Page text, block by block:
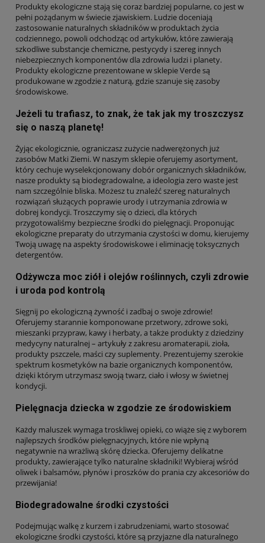
Produkty ekologiczne stają się coraz bardziej popularne, co jest w
pełni pożądanym w świecie zjawiskiem. Ludzie doceniają
zastosowanie naturalnych składników w produktach życia
codziennego, powoli odchodząc od artykułów, które zawierają
szkodliwe substancje chemiczne, pestycydy i szereg innych
niebezpiecznych komponentów dla zdrowia ludzi i planety.
Produkty ekologiczne prezentowane w sklepie Verde są
produkowane w zgodzie z naturą, gdzie szanuje się zasoby
środowiskowe.
Jeżeli tu trafiasz, to znak, że tak jak my troszczysz
się o naszą planetę!
Żyjąc ekologicznie, ograniczasz zużycie nadwerężonych już
zasobów Matki Ziemi. W naszym sklepie oferujemy asortyment,
który cechuje wyselekcjonowany dobór organicznych składników,
nasze produkty są biodegradowalne, a ideologia zero waste jest
nam szczególnie bliska. Możesz tu znaleźć szereg naturalnych
rozwiązań służących poprawie urody i utrzymania zdrowia w
dobrej kondycji. Troszczymy się o dzieci, dla których
przygotowaliśmy bezpieczne środki do pielęgnacji. Proponując
ekologiczne preparaty do utrzymania czystości w domu, kierujemy
Twoją uwagę na aspekty środowiskowe i eliminację toksycznych
detergentów.
Odżywcza moc ziół i olejów roślinnych, czyli zdrowie
i uroda pod kontrolą
Sięgnij po ekologiczną żywność i zadbaj o swoje zdrowie!
Oferujemy starannie komponowane przetwory, zdrowe soki,
mieszanki przypraw, kawy i herbaty, a także produkty z dziedziny
medycyny naturalnej – artykuły z zakresu aromaterapii, zioła,
produkty pszczele, maści czy suplementy. Prezentujemy szerokie
spektrum kosmetyków na bazie organicznych komponentów,
dzięki którym utrzymasz swoją twarz, ciało i włosy w świetnej
kondycji.
Pielęgnacja dziecka w zgodzie ze środowiskiem
Każdy maluszek wymaga troskliwej opieki, co wiąże się z wyborem
najlepszych środków pielęgnacyjnych, które nie wpłyną
negatywnie na wrażliwą skórę dziecka. Oferujemy delikatne
produkty, zawierające tylko naturalne składniki! Wybieraj wśród
oliwek i balsamów, płynów i proszków do prania czy akcesoriów do
przewijania!
Biodegradowalne środki czystości
Podejmując walkę z kurzem i zabrudzeniami, warto stosować
ekologiczne środki czystości, które są przyjazne dla naturalnego